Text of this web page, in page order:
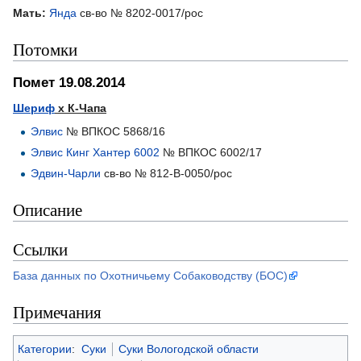
Мать: Янда св-во № 8202-0017/рос
Потомки
Помет 19.08.2014
Шериф х К-Чапа
Элвис № ВПКОС 5868/16
Элвис Кинг Хантер 6002 № ВПКОС 6002/17
Эдвин-Чарли св-во № 812-В-0050/рос
Описание
Ссылки
База данных по Охотничьему Собаководству (БОС)
Примечания
Категории: Суки
Суки Вологодской области